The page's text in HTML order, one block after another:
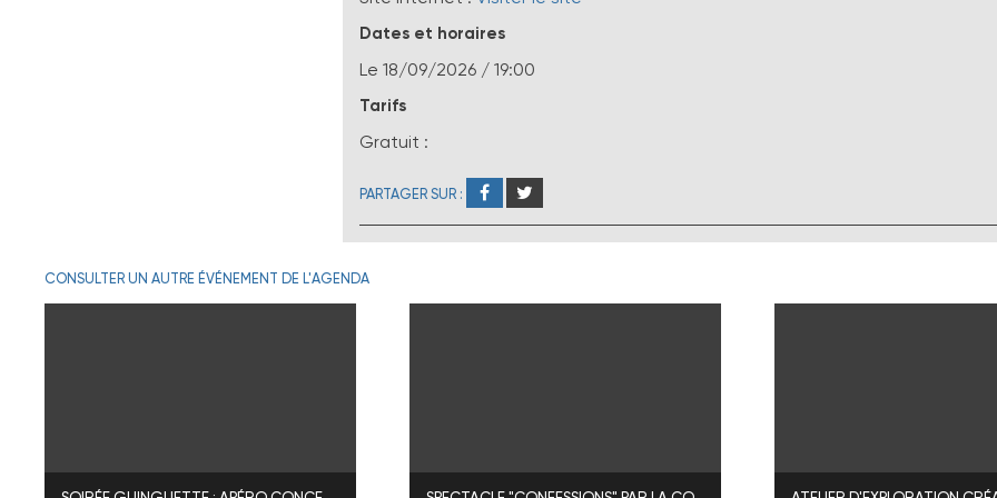
Dates et horaires
Le 18/09/2026/ 19:00
Tarifs
Gratuit :
PARTAGER SUR :
CONSULTER UN AUTRE ÉVÉNEMENT DE L'AGENDA